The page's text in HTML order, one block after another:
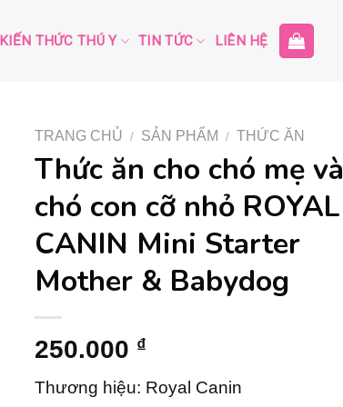
KIẾN THỨC THÚ Y TIN TỨC LIÊN HỆ
TRANG CHỦ / SẢN PHẨM / THỨC ĂN
Thức ăn cho chó mẹ và
chó con cỡ nhỏ ROYAL
CANIN Mini Starter
Mother & Babydog
250.000 ₫
Thương hiệu: Royal Canin